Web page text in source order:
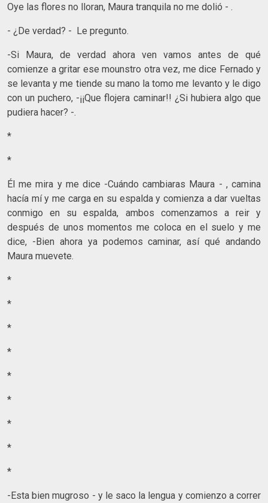
Oye las flores no lloran, Maura tranquila no me dolió - .
- ¿De verdad? - Le pregunto.
-Si Maura, de verdad ahora ven vamos antes de qué
comienze a gritar ese mounstro otra vez, me dice Fernado y
se levanta y me tiende su mano la tomo me levanto y le digo
con un puchero, -¡¡Que flojera caminar!! ¿Si hubiera algo que
pudiera hacer? -.
*
*
Él me mira y me dice -Cuándo cambiaras Maura - , camina
hacía mí y me carga en su espalda y comienza a dar vueltas
conmigo en su espalda, ambos comenzamos a reir y
después de unos momentos me coloca en el suelo y me
dice, -Bien ahora ya podemos caminar, así qué andando
Maura muevete.
*
*
*
*
*
*
*
*
*
-Esta bien mugroso - y le saco la lengua y comienzo a correr